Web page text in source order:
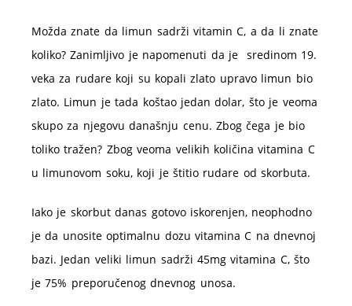
Možda znate da limun sadrži vitamin C, a da li znate
koliko? Zanimljivo je napomenuti da je sredinom 19.
veka za rudare koji su kopali zlato upravo limun bio
zlato. Limun je tada koštao jedan dolar, što je veoma
skupo za njegovu današnju cenu. Zbog čega je bio
toliko tražen? Zbog veoma velikih količina vitamina C
u limunovom soku, koji je štitio rudare od skorbuta.
Iako je skorbut danas gotovo iskorenjen, neophodno
je da unosite optimalnu dozu vitamina C na dnevnoj
bazi. Jedan veliki limun sadrži 45mg vitamina C, što
je 75% preporučenog dnevnog unosa.